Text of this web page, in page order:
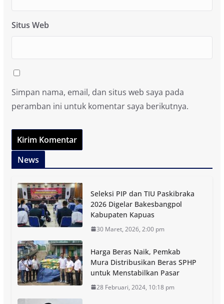
Situs Web
Simpan nama, email, dan situs web saya pada
peramban ini untuk komentar saya berikutnya.
News
Seleksi PIP dan TIU Paskibraka
2026 Digelar Bakesbangpol
Kabupaten Kapuas
30 Maret, 2026, 2:00 pm
Harga Beras Naik, Pemkab
Mura Distribusikan Beras SPHP
untuk Menstabilkan Pasar
28 Februari, 2024, 10:18 pm